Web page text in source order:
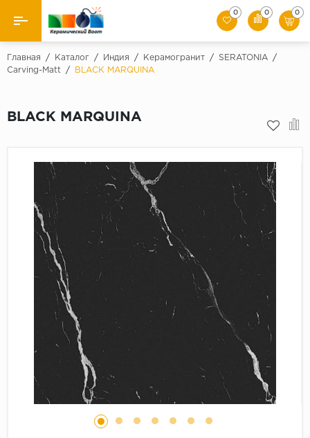
Назад
Керамическая плитка
Мозаики
Искусственный камень
Клинкер
0 0 0
Главная / Каталог / Индия / Керамогранит / SERATONIA
/
Carving-Matt
/ BLACK MARQUINA
BLACK MARQUINA